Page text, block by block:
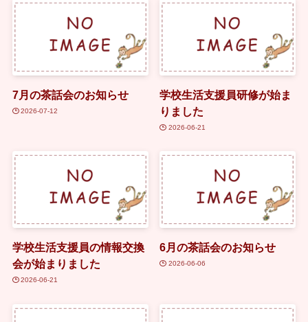
7月の茶話会のお知らせ
2026-07-12
学校生活支援員研修が始ま
りました
2026-06-21
学校生活支援員の情報交換
会が始まりました
2026-06-21
6月の茶話会のお知らせ
2026-06-06